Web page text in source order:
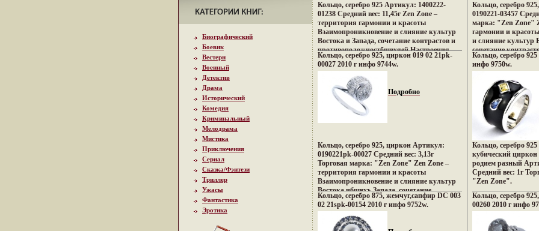
Биографический
Боевик
Вестерн
Военный
Детектив
Драма
Исторический
Комедия
Криминальный
Мелодрама
Мистика
Приключения
Сериал
Сказка/Фэнтези
Триллер
Ужасы
Фантастика
Эротика
Кольцо, серебро 925 Артикул: 1400222-
01238 Средний вес: 11,45г Zen Zone –
территория гармонии и красоты
Взаимопроникновение и слияние культур
Востока и Запада, сочетание контрастов и
противоположностбшвхяей Настроения
неонового Токио, обаяние французских
кофеин, безудержная роскошь индийских
дворцов, романтика коралловых рифов и
лазурных побережий Бали, динамика моды
и тенденций Милана – все это воплотилось
в ювелирных шедеврах Zen Zone
Дизайнеры изменили традиционнвжтсеому
подходу создания украшений, как деталей
подчеркивать, менять и создавать свой
неповторимый образ, приобретая при этом
заряд настроения и уверенность в своем
успехе.
Кольцо, серебро 925, циркон 019 02 21pk-
00027 2010 г инфо 9744w.
Подробно
Кольцо, серебро 925, циркон Артикул:
0190221pk-00027 Средний вес: 3,13г
Торговая марка: "Zen Zone" Zen Zone –
территория гармонии и красоты
Взаимопроникновение и слияние культур
Востока ибшвхъ Запада, сочетание
контрастов и противоположностей
Настроения неонового Токио, обаяние
французских кофеин, безудержная роскошь
индийских дворцов, романтика
Кольцо, серебро 875, жемчуг,сапфир DC 003
02 21spk-00154 2010 г инфо 9752w.
Кольцо, серебро
0190221-03457
марка: "Zen Zone"
гармонии и
и слияние культур
сочетание
неонового Токио,
дворцов,
лазурных
и тенденций
в ювелирных
Дизайнеры
подходу создания
украшающих образ
дарят вам
подчеркивать,
неповторимый
заряд настроения и
успехе.
Кольцо, серебро 925
инфо 9750w.
Кольцо, серебро
кубический
родием разный
Средний вес: 1г
"Zen Zone".
Кольцо, серебро
00260 2010 г инфо